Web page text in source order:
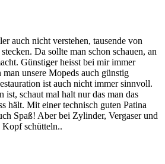
auch nicht verstehen, tausende von
Da sollte man schon schauen, an
Günstiger heisst bei mir immer
unsere Mopeds auch günstig
ist auch nicht immer sinnvoll.
ist, schaut mal halt nur das man das
hält. Mit einer technisch guten Patina
Spaß! Aber bei Zylinder, Vergaser und
Kopf schütteln..